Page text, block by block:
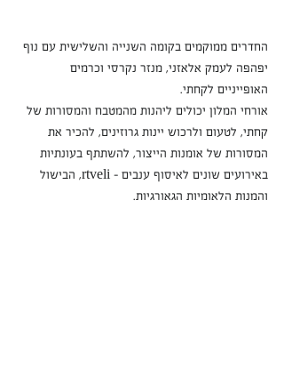
החדרים ממוקמים בקומה השנייה והשלישית עם נוף
יפהפה לעמק אלאזני, מנזר נקרסי וכרמים
האופייניים לקחתי.
אורחי המלון יכולים ליהנות מהמטבח והמסורות של
קחתי, לטעום ולרכוש יינות גרוזינים, להכיר את
המסורות של אומנות הייצור, להשתתף בעונתיות
באירועים שונים לאיסוף ענבים - rtveli, הבישול
והמנות הלאומיות הגאורגיות.